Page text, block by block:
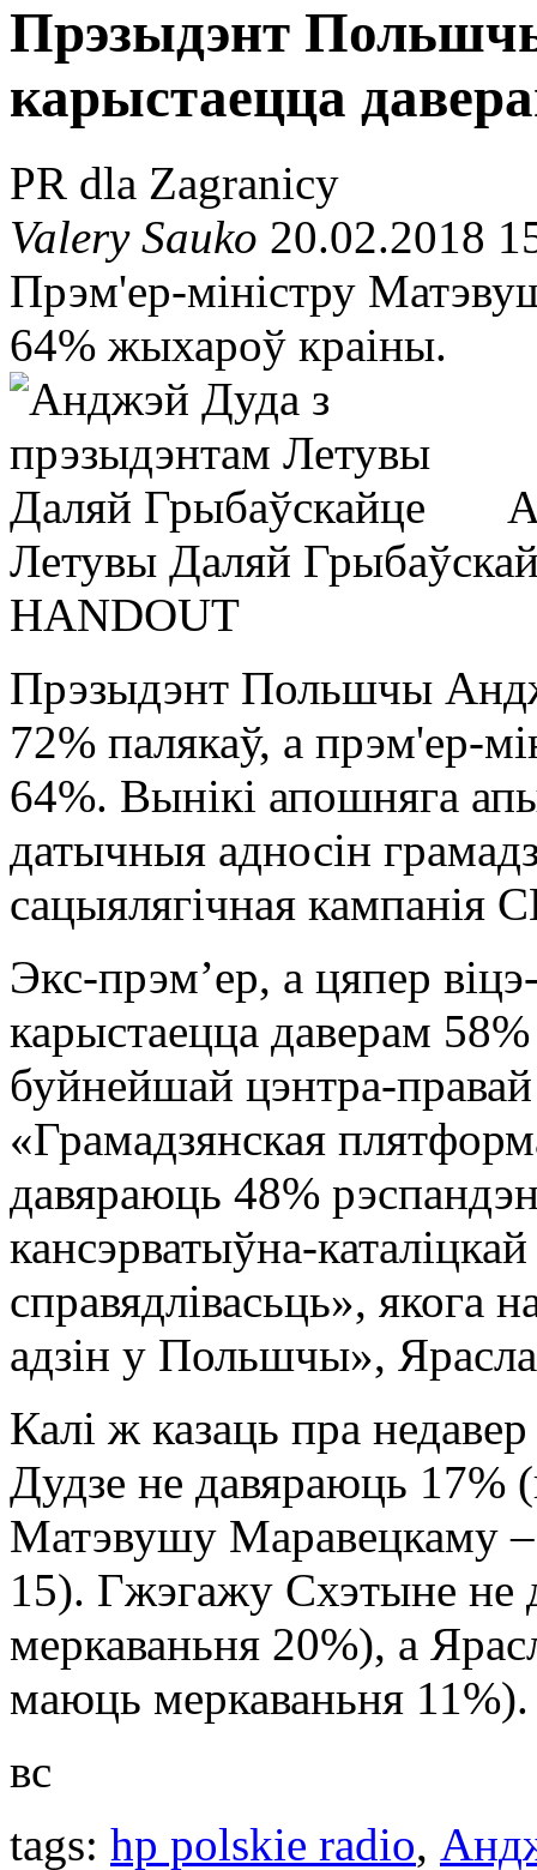
Прэзыдэнт
карыстаецца
PR dla Zagranicy
Valery Sauko 20.02.2018
Прэм'ер-міністру
64% жыхароў краіны.
Летувы Даляй
HANDOUT
Прэзыдэнт Польшчы
72% палякаў, а прэм'ер-
64%. Вынікі апошняга
датычныя адносін
сацыялягічная кампанія
Экс-прэмʼер, а цяпер
карыстаецца даверам
буйнейшай цэнтра-
«Грамадзянская
давяраюць 48%
кансэрватыўна-
справядлівасьць», якога
адзін у Польшчы»,
Калі ж казаць пра
Дудзе не давяраюць 17%
Матэвушу Маравецкаму
15). Гжэгажу Схэтыне не
меркаваньня 20%), а
маюць меркаваньня 11%).
вс
tags: hp polskie radio,